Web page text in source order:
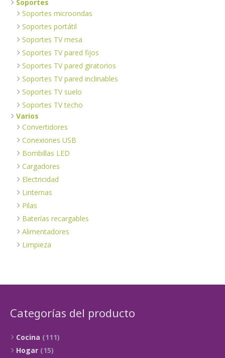
Soportes
Soportes microondas
Soportes portátil
Soportes TV mesa
Soportes TV pared fijos
Soportes TV pared giratorios
Soportes TV pared inclinables
Soportes TV suelo
Soportes TV techo
Varios
Convertidores
Conexiones USB
Bombillas LED
Cargadores
Electricidad
Linternas
Pilas
Baterías recargables
Alimentadores
Limpieza
Categorías del producto
Cocina (111)
Hogar (15)